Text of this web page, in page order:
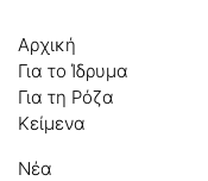
Αρχική
Για το Ίδρυμα
Για τη Ρόζα
Κείμενα
Νέα